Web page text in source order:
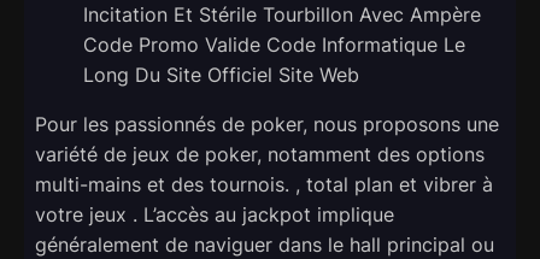
Incitation Et Stérile Tourbillon Avec Ampère
Code Promo Valide Code Informatique Le
Long Du Site Officiel Site Web
Pour les passionnés de poker, nous proposons une
variété de jeux de poker, notamment des options
multi-mains et des tournois. , total plan et vibrer à
votre jeux . L’accès au jackpot implique
généralement de naviguer dans le hall principal ou